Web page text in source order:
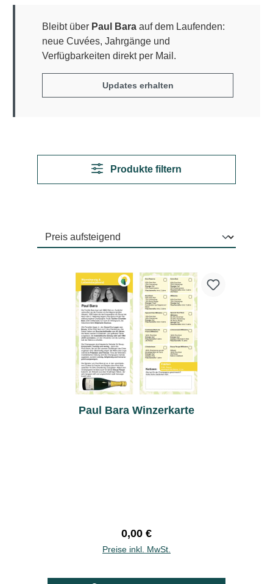
Bleibt über Paul Bara auf dem Laufenden:
neue Cuvées, Jahrgänge und
Verfügbarkeiten direkt per Mail.
Updates erhalten
Produkte filtern
Paul Bara Winzerkarte
Regulärer Preis:
0,00 €
Preise inkl. MwSt.